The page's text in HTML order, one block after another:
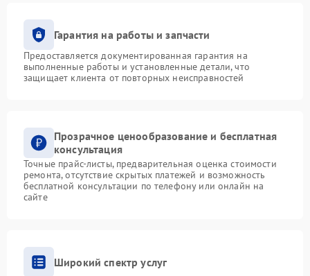
Гарантия на работы и запчасти
Предоставляется документированная гарантия на
выполненные работы и установленные детали, что
защищает клиента от повторных неисправностей
Прозрачное ценообразование и бесплатная
консультация
Точные прайс-листы, предварительная оценка стоимости
ремонта, отсутствие скрытых платежей и возможность
бесплатной консультации по телефону или онлайн на
сайте
Широкий спектр услуг